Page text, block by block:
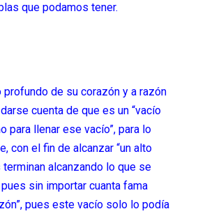
que podamos tener.
de su corazón y a razón
cuenta de que es un “vacío
para llenar ese vacío”, para lo
con el fin de alcanzar “un alto
alcanzando lo que se
pues sin importar cuanta fama
pues este vacío solo lo podía